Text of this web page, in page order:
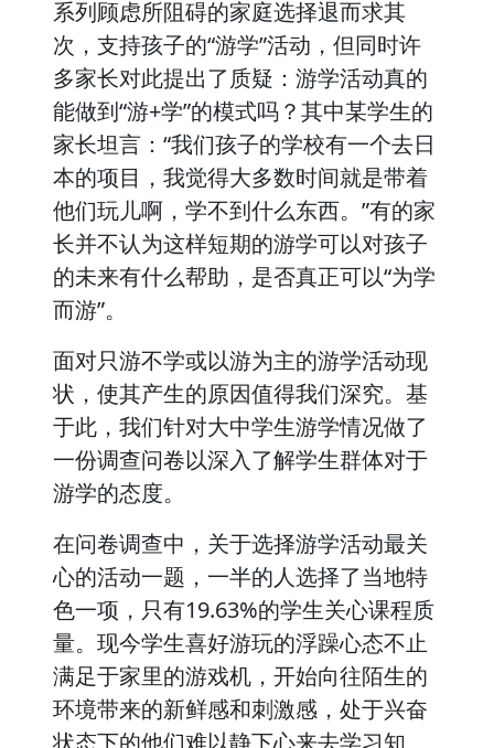
系列顾虑所阻碍的家庭选择退而求其
次，支持孩子的“游学”活动，但同时许
多家长对此提出了质疑：游学活动真的
能做到“游+学”的模式吗？其中某学生的
家长坦言：“我们孩子的学校有一个去日
本的项目，我觉得大多数时间就是带着
他们玩儿啊，学不到什么东西。”有的家
长并不认为这样短期的游学可以对孩子
的未来有什么帮助，是否真正可以“为学
而游”。
面对只游不学或以游为主的游学活动现
状，使其产生的原因值得我们深究。基
于此，我们针对大中学生游学情况做了
一份调查问卷以深入了解学生群体对于
游学的态度。
在问卷调查中，关于选择游学活动最关
心的活动一题，一半的人选择了当地特
色一项，只有19.63%的学生关心课程质
量。现今学生喜好游玩的浮躁心态不止
满足于家里的游戏机，开始向往陌生的
环境带来的新鲜感和刺激感，处于兴奋
状态下的他们难以静下心来去学习知